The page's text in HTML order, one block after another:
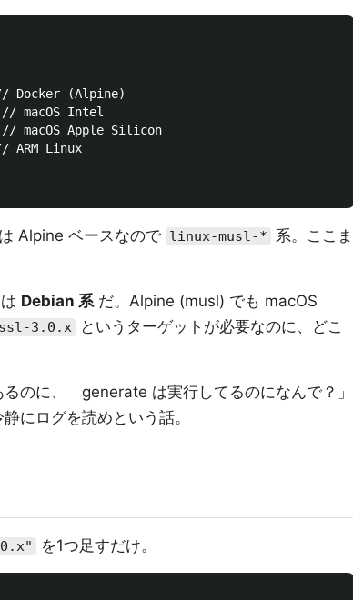
Docker (Alpine)
macOS Intel
macOS Apple Silicon
ARM Linux
Alpine ベースなので linux-musl-*
系。ここま
は Debian 系だ。Alpine (musl) でも macOS
3.0.x
というターゲットが必要なのに、どこ
のに、「generate は実行してるのになんで？」
にログを読めという話。
を1つ足すだけ。